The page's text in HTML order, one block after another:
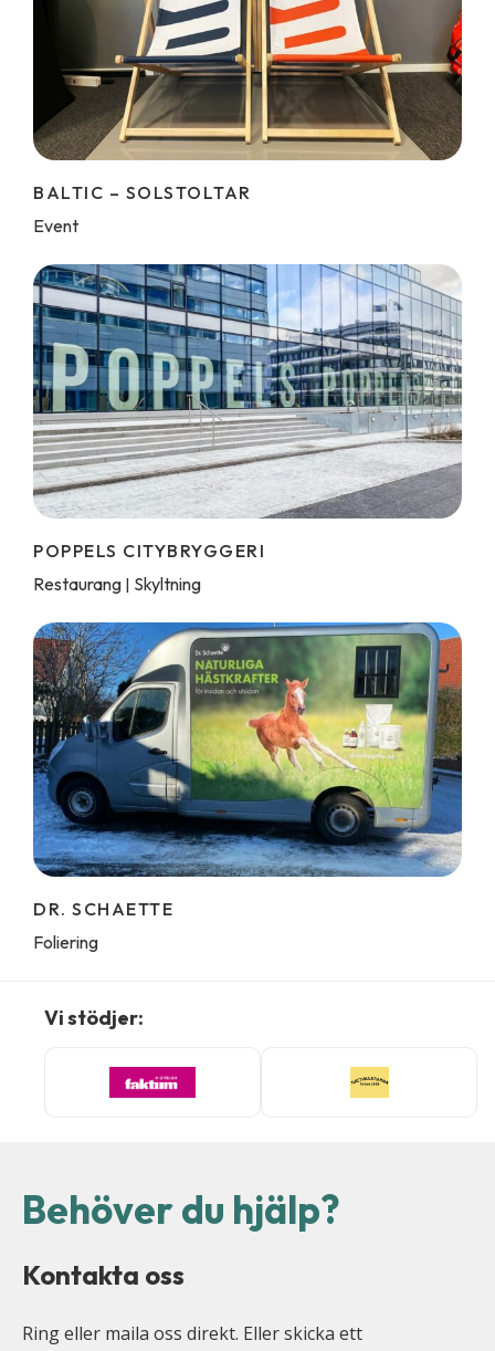
BALTIC – SOLSTOLTAR
Event
POPPELS CITYBRYGGERI
Restaurang | Skyltning
DR. SCHAETTE
Foliering
Vi stödjer:
Behöver du hjälp?
Kontakta oss
Ring eller maila oss direkt. Eller skicka ett